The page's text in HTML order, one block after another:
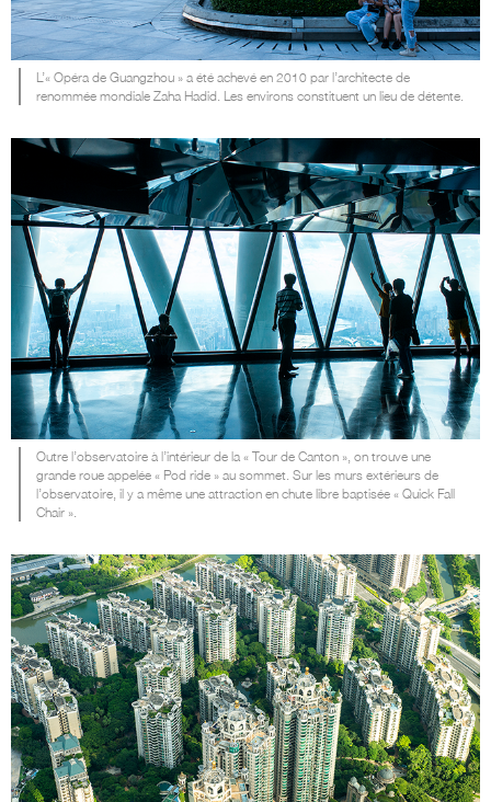
L’« Opéra de Guangzhou » a été achevé en 2010 par l’architecte de
renommée mondiale Zaha Hadid. Les environs constituent un lieu de détente.
Outre l’observatoire à l’intérieur de la « Tour de Canton », on trouve une
grande roue appelée « Pod ride » au sommet. Sur les murs extérieurs de
l’observatoire, il y a même une attraction en chute libre baptisée « Quick Fall
Chair ».